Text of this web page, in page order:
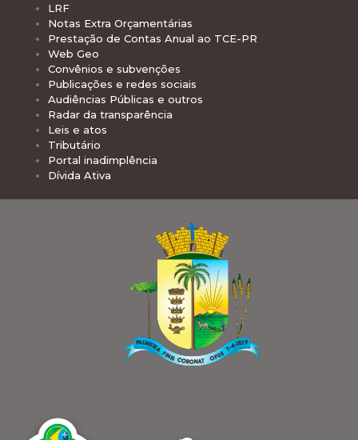
LRF
Notas Extra Orçamentárias
Prestação de Contas Anual ao TCE-PR
Web Geo
Convênios e subvenções
Publicações e redes sociais
Audiências Públicas e outros
Radar da transparência
Leis e atos
Tributário
Portal inadimplência
Dívida Ativa